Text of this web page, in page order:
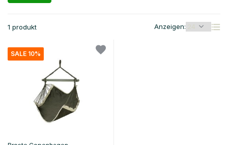
1 produkt Anzeigen:
SALE 10%